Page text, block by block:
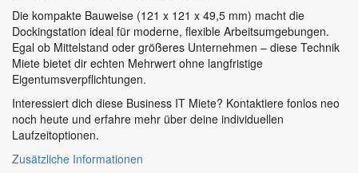
Die kompakte Bauweise (121 x 121 x 49,5 mm) macht die
Dockingstation ideal für moderne, flexible Arbeitsumgebungen.
Egal ob Mittelstand oder größeres Unternehmen – diese Technik
Miete bietet dir echten Mehrwert ohne langfristige
Eigentumsverpflichtungen.
Interessiert dich diese Business IT Miete? Kontaktiere fonlos neo
noch heute und erfahre mehr über deine individuellen
Laufzeitoptionen.
Zusätzliche Informationen